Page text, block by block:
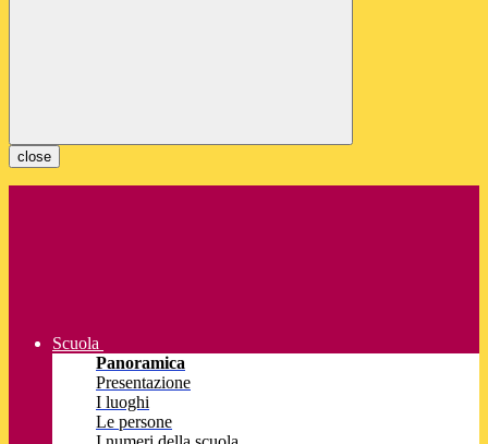
close
Scuola
Panoramica
Presentazione
I luoghi
Le persone